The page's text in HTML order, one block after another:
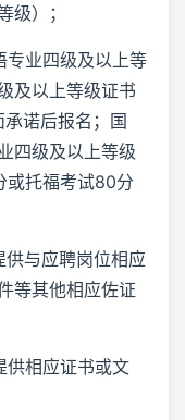
级）；
专业四级及以上等
及以上等级证书
诺后报名；国
四级及以上等级
或托福考试80分
供与应聘岗位相应
等其他相应佐证
供相应证书或文